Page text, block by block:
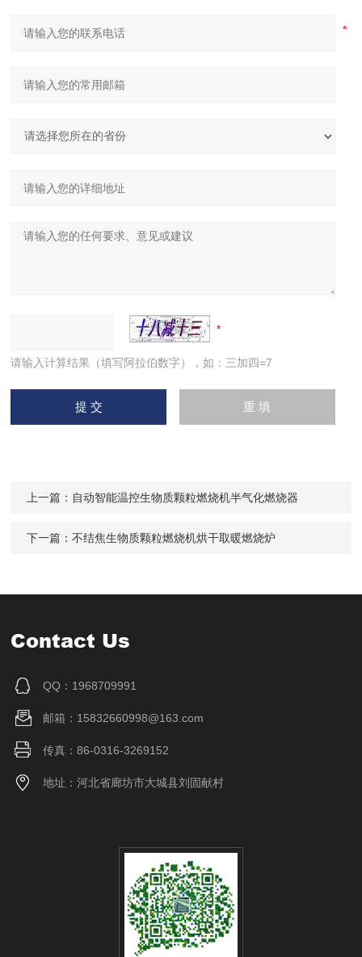
请输入计算结果（填写阿拉伯数字），如：三加四=7
上一篇： 自动智能温控生物质颗粒燃烧机半气化燃烧器
下一篇：不结焦生物质颗粒燃烧机烘干取暖燃烧炉
Contact Us
QQ：1968709991
邮箱：15832660998@163.com
传真：86-0316-3269152
地址：河北省廊坊市大城县刘固献村